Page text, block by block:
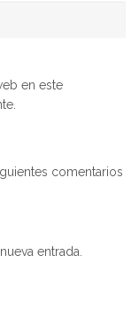
en este
comentarios
entrada.